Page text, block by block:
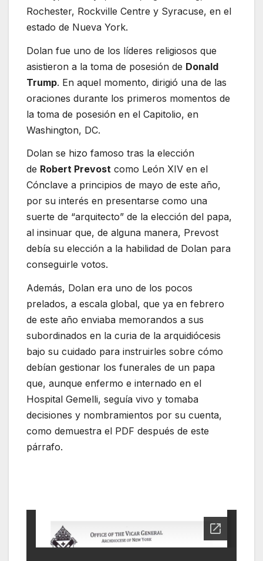
Rochester, Rockville Centre y Syracuse, en el
estado de Nueva York.
Dolan fue uno de los líderes religiosos que
asistieron a la toma de posesión de Donald
Trump. En aquel momento, dirigió una de las
oraciones durante los primeros momentos de
la toma de posesión en el Capitolio, en
Washington, DC.
Dolan se hizo famoso tras la elección
de Robert Prevost como León XIV en el
Cónclave a principios de mayo de este año,
por su interés en presentarse como una
suerte de “arquitecto” de la elección del papa,
al insinuar que, de alguna manera, Prevost
debía su elección a la habilidad de Dolan para
conseguirle votos.
Además, Dolan era uno de los pocos
prelados, a escala global, que ya en febrero
de este año enviaba memorandos a sus
subordinados en la curia de la arquidiócesis
bajo su cuidado para instruirles sobre cómo
debían gestionar los funerales de un papa
que, aunque enfermo e internado en el
Hospital Gemelli, seguía vivo y tomaba
decisiones y nombramientos por su cuenta,
como demuestra el PDF después de este
párrafo.